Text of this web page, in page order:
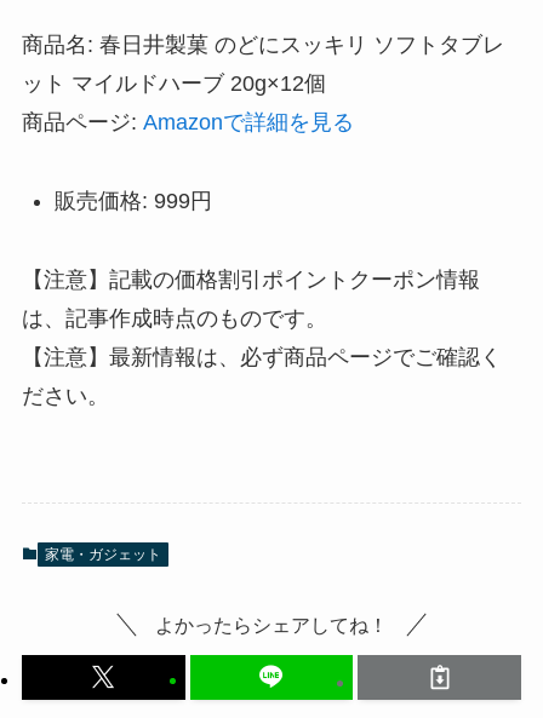
商品名: 春日井製菓 のどにスッキリ ソフトタブレ
ット マイルドハーブ 20g×12個
商品ページ: Amazonで詳細を見る
販売価格: 999円
【注意】記載の価格割引ポイントクーポン情報
は、記事作成時点のものです。
【注意】最新情報は、必ず商品ページでご確認く
ださい。
家電・ガジェット
よかったらシェアしてね！